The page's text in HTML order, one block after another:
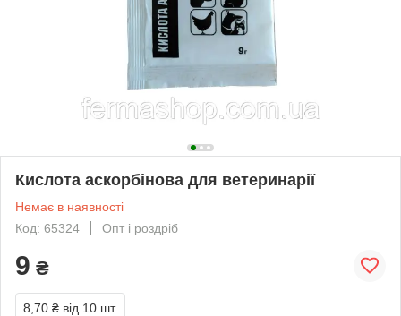
Кислота аскорбінова для ветеринарії
Немає в наявності
Код: 65324
Опт і роздріб
9 ₴
8,70 ₴ від 10 шт.